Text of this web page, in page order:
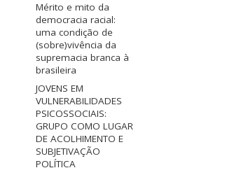
Mérito e mito da
democracia racial:
uma condição de
(sobre)vivência da
supremacia branca à
brasileira
JOVENS EM
VULNERABILIDADES
PSICOSSOCIAIS:
GRUPO COMO LUGAR
DE ACOLHIMENTO E
SUBJETIVAÇÃO
POLÍTICA